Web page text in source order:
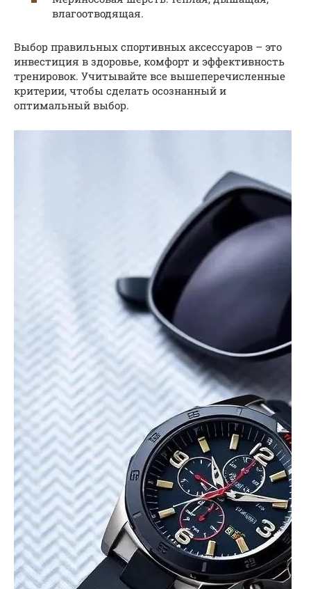
влагоотводящая.
Выбор правильных спортивных аксессуаров – это
инвестиция в здоровье, комфорт и эффективность
тренировок. Учитывайте все вышеперечисленные
критерии, чтобы сделать осознанный и
оптимальный выбор.